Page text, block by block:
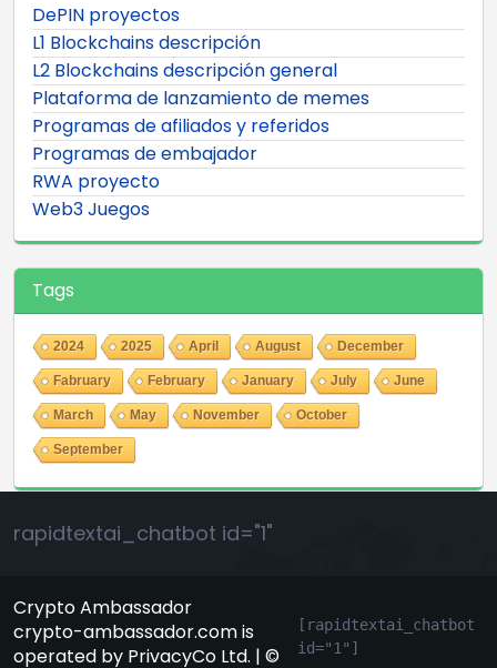
DePIN proyectos
L1 Blockchains descripción
L2 Blockchains descripción general
Plataforma de lanzamiento de memes
Programas de afiliados y referidos
Programas de embajador
RWA proyecto
Web3 Juegos
Tags
2024 2025 April August December
Fabruary February January July June
March May November October
September
rapidtextai_chatbot id="1"
Crypto Ambassador
crypto-ambassador.com is
operated by PrivacyCo Ltd. | ©
[rapidtextai_chatbot
id="1"]